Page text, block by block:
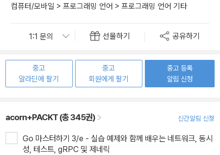
컴퓨터/모바일 > 프로그래밍 언어 > 프로그래밍 언어 기타
선물하기 공유하기
중고
알라딘에 팔기
중고
회원에게 팔기
중고 등록
알림 신청
acorn+PACKT (총 345권) 신간알림 신청
Go 마스터하기 3/e - 실습 예제와 함께 배우는 네트워크, 동시
성, 테스트, gRPC 및 제네릭